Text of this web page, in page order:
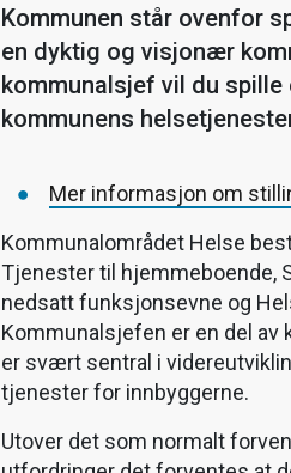
Kommunen står ovenfor
en dyktig og visjonær
kommunalsjef vil du
kommunens
Mer informasjon om
Kommunalområdet Helse
Tjenester til hjemmeboende,
nedsatt funksjonsevne og
Kommunalsjefen er en del av
er svært sentral i
tjenester for innbyggerne.
Utover det som normalt